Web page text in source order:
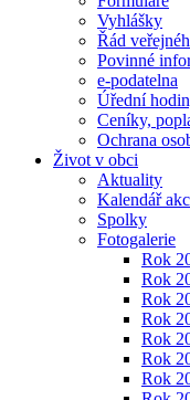
Vyhlášky
Řád
Povinné
e-podatelna
Úřední
Ceníky,
Ochrana
Život v obci
Aktuality
Kalendář
Spolky
Fotogalerie
Rok
Rok
Rok
Rok
Rok
Rok
Rok